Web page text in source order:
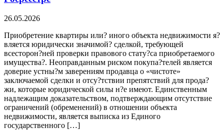
26.05.2026
Приобретение квартиры или? иного объекта недвижимости я?
вляется юридически значимой? сделкой, требующей
всесторон?ней проверки правового стату?са приобретаемого
имущества?. Неоправданным риском покупа?телей является
доверие устны?м заверениям продавца о «чистоте»
заключаемой сделки и отсу?тствии препятствий для прода?
жи, которые юридической силы н?е имеют. Единственным
надлежащим доказательством, подтверждающим отсутствие
ограничений (обременений) в отношении объекта
недвижимости, является выписка из Единого
государственного […]